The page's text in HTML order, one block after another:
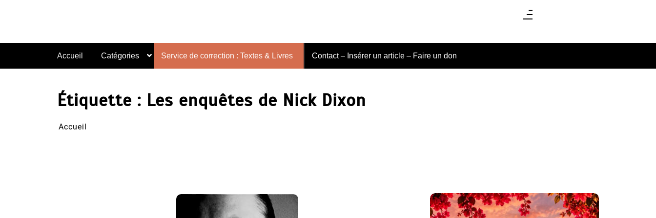
Accueil Catégories Service de correction : Textes & Livres Contact – Insérer un article – Faire un don
Étiquette : Les enquêtes de Nick Dixon
Accueil